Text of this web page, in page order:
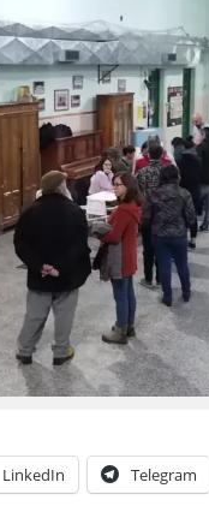
LinkedIn Telegram